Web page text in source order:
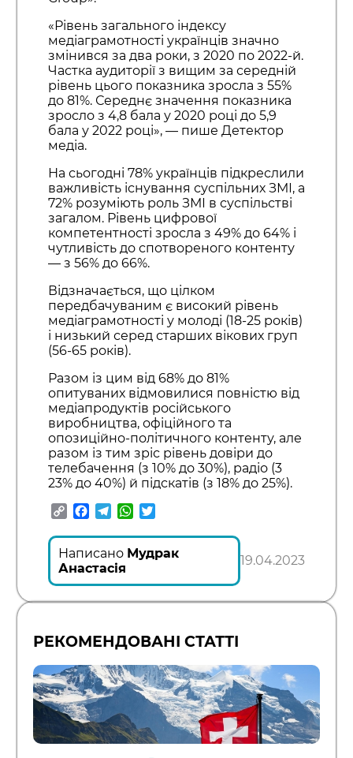
«Рівень загального індексу
медіаграмотності українців значно
змінився за два роки, з 2020 по 2022-й.
Частка аудиторії з вищим за середній
рівень цього показника зросла з 55%
до 81%. Середнє значення показника
зросло з 4,8 бала у 2020 році до 5,9
бала у 2022 році», — пише Детектор
медіа.
На сьогодні 78% українців підкреслили
важливість існування суспільних ЗМІ, а
72% розуміють роль ЗМІ в суспільстві
загалом. Рівень цифрової
компетентності зросла з 49% до 64% і
чутливість до спотвореного контенту
— з 56% до 66%.
Відзначається, що цілком
передбачуваним є високий рівень
медіаграмотності у молоді (18-25 років)
і низький серед старших вікових груп
(56-65 років).
Разом із цим від 68% до 81%
опитуваних відмовилися повністю від
медіапродуктів російського
виробництва, офіційного та
опозиційно-політичного контенту, але
разом із тим зріс рівень довіри до
телебачення (з 10% до 30%), радіо (3
23% до 40%) й підскатів (з 18% до 25%).
CopyFacebook
TelegramWhatsApp
Написано Мудрак
Анастасія
19.04.2023
РЕКОМЕНДОВАНІ СТАТТІ